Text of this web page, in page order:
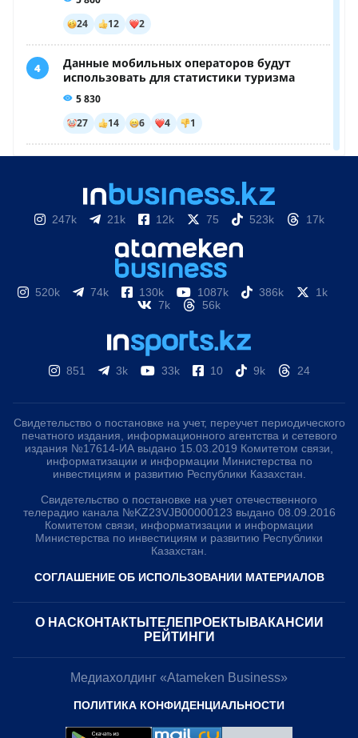
247k 21k 12k 75 523k 17k
520k 74k 130k 1087k 386k
1k
7k
56k
851 3k 33k 10 9k 24
Свидетельство о постановке на учет, переучет периодического
печатного издания, информационного агентства и сетевого
издания №17614-ИА выдано 15.03.2019 Комитетом связи,
информатизации и информации Министерства по
инвестициям и развитию Республики Казахстан.
Свидетельство о постановке на учет отечественного
телерадио канала №KZ23VJB00000123 выдано 08.09.2016
Комитетом связи, информатизации и информации
Министерства по инвестициям и развитию Республики
Казахстан.
СОГЛАШЕНИЕ ОБ ИСПОЛЬЗОВАНИИ МАТЕРИАЛОВ
О НАС КОНТАКТЫ ТЕЛЕПРОЕКТЫ ВАКАНСИИ
РЕЙТИНГИ
Медиахолдинг «Atameken Business»
ПОЛИТИКА КОНФИДЕНЦИАЛЬНОСТИ